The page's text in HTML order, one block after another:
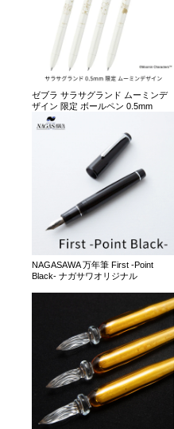
ゼブラ サラサグランド ムーミンデ
ザイン 限定 ボールペン 0.5mm
NAGASAWA 万年筆 First -Point
Black- ナガサワオリジナル